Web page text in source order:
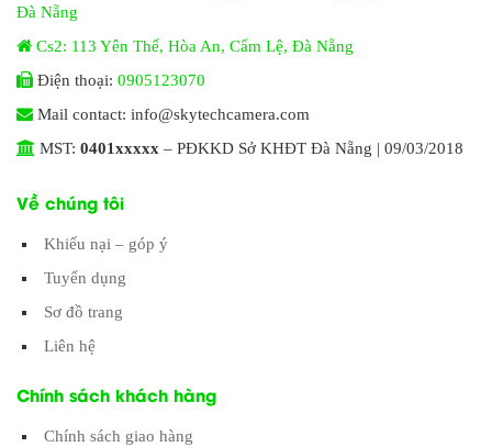
Đà Nẵng
Cs2: 113 Yên Thế, Hòa An, Cẩm Lệ, Đà Nẵng
Điện thoại: 0905123070
Mail contact: info@skytechcamera.com
MST: 0401xxxxx – PĐKKD Sở KHĐT Đà Nẵng | 09/03/2018
Về chúng tôi
Khiếu nại – góp ý
Tuyển dụng
Sơ đồ trang
Liên hệ
Chính sách khách hàng
Chính sách giao hàng